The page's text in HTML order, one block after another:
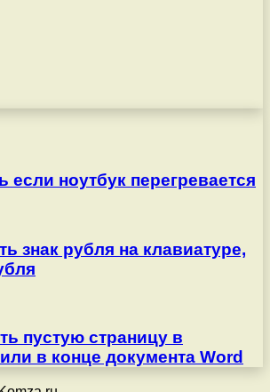
если ноутбук перегревается
знак рубля на клавиатуре,
пустую страницу в
в конце документа Word